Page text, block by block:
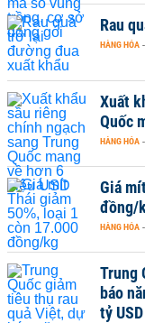
Rau
HÀNG HÓA -
Xuất
Quốc
HÀNG HÓA -
Giá
đồng/
HÀNG HÓA -
Trung
báo
tỷ USD